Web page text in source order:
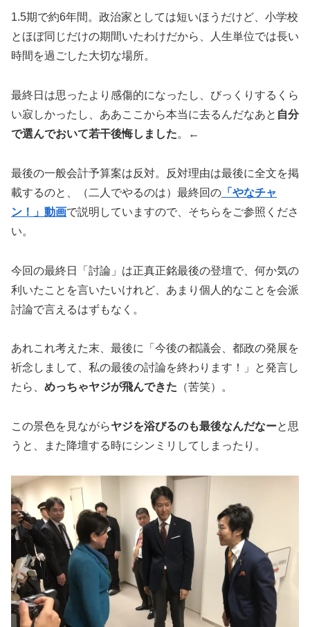
1.5期で約6年間。政治家としては短いほうだけど、小学校
とほぼ同じだけの期間いたわけだから、人生単位では長い
時間を過ごした大切な場所。
最終日は思ったより感傷的になったし、びっくりするくら
い寂しかったし、ああここから本当に去るんだなあと 自分
で選んでおいて若干後悔しました。←
最後の一般会計予算案は反対。反対理由は最後に全文を掲
載するのと、（二人でやるのは）最終回の 「やなチャ
ン！」動画で説明していますので、そちらをご参照くださ
い。
今回の最終日「討論」は正真正銘最後の登壇で、何か気の
利いたことを言いたいけれど、あまり個人的なことを会派
討論で言えるはずもなく。
あれこれ考えた末、最後に「今後の都議会、都政の発展を
祈念しまして、私の最後の討論を終わります！」と発言し
たら、 めっちゃヤジが飛んできた （苦笑）。
この景色を見ながらヤジを浴びるのも最後なんだなーと思
うと、また降壇する時にシンミリしてしまったり。